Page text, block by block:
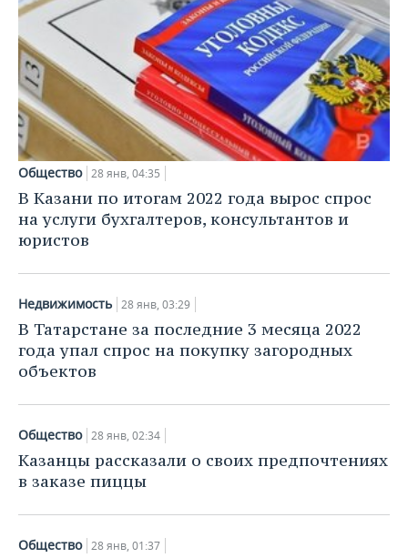
Общество 28 янв, 04:35
В Казани по итогам 2022 года вырос спрос
на услуги бухгалтеров, консультантов и
юристов
Недвижимость 28 янв, 03:29
В Татарстане за последние 3 месяца 2022
года упал спрос на покупку загородных
объектов
Общество 28 янв, 02:34
Казанцы рассказали о своих предпочтениях
в заказе пиццы
Общество 28 янв, 01:37